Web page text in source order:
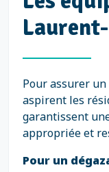
Pour assurer
aspirent les
garantissent
appropriée et
Pour un